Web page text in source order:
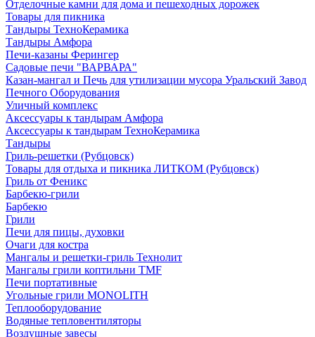
Отделочные камни для дома и пешеходных дорожек
Товары для пикника
Тандыры ТехноКерамика
Тандыры Амфора
Печи-казаны Ферингер
Садовые печи "ВАРВАРА"
Казан-мангал и Печь для утилизации мусора Уральский Завод
Печного Оборудования
Уличный комплекс
Аксессуары к тандырам Амфора
Аксессуары к тандырам ТехноКерамика
Тандыры
Гриль-решетки (Рубцовск)
Товары для отдыха и пикника ЛИТКОМ (Рубцовск)
Гриль от Феникс
Барбекю-грили
Барбекю
Грили
Печи для пицы, духовки
Очаги для костра
Мангалы и решетки-гриль Технолит
Мангалы грили коптильни TMF
Печи портативные
Угольные грили MONOLITH
Теплооборудование
Водяные тепловентиляторы
Воздушные завесы